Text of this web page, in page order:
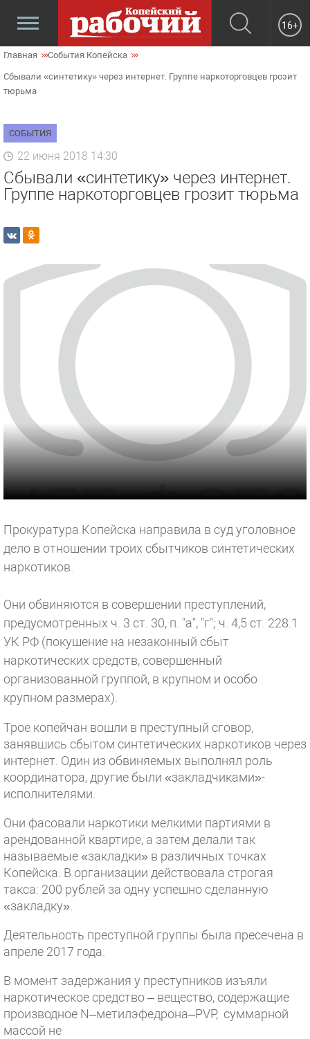
16+
Главная События Копейска
Сбывали «синтетику» через интернет. Группе наркоторговцев грозит
тюрьма
СОБЫТИЯ
22 июня 2018 14:30
Сбывали «синтетику» через интернет.
Группе наркоторговцев грозит тюрьма
Прокуратура Копейска направила в суд уголовное
дело в отношении троих сбытчиков синтетических
наркотиков.
Они обвиняются в совершении преступлений,
предусмотренных ч. 3 ст. 30, п. "а", "г"; ч. 4,5 ст. 228.1
УК РФ (покушение на незаконный сбыт
наркотических средств, совершенный
организованной группой, в крупном и особо
крупном размерах).
Трое копейчан вошли в преступный сговор,
занявшись сбытом синтетических наркотиков через
интернет. Один из обвиняемых выполнял роль
координатора, другие были «закладчиками»-
исполнителями.
Они фасовали наркотики мелкими партиями в
арендованной квартире, а затем делали так
называемые «закладки» в различных точках
Копейска. В организации действовала строгая
такса: 200 рублей за одну успешно сделанную
«закладку».
Деятельность преступной группы была пресечена в
апреле 2017 года.
В момент задержания у преступников изъяли
наркотическое средство – вещество, содержащие
производное N–метилэфедрона–PVP, суммарной
массой не